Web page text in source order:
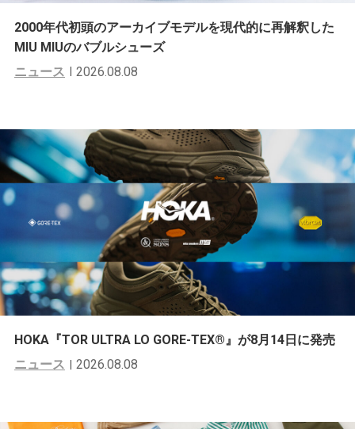
2000年代初頭のアーカイブモデルを現代的に再解釈した
MIU MIUのバブルシューズ
ニュース
2026.08.08
HOKA『TOR ULTRA LO GORE-TEX®︎』が8月14日に発売
ニュース
2026.08.08